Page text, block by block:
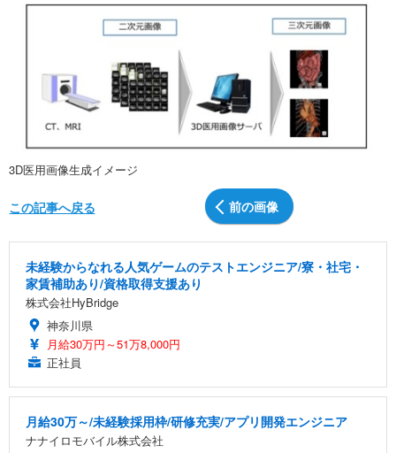
ショッピング その他
3D医用画像生成イメージ
前の画像
この記事へ戻る
未経験からなれる人気ゲームのテストエンジニア/寮・社宅・
家賃補助あり/資格取得支援あり
株式会社HyBridge
神奈川県
月給30万円～51万8,000円
正社員
月給30万～/未経験採用枠/研修充実/アプリ開発エンジニア
ナナイロモバイル株式会社